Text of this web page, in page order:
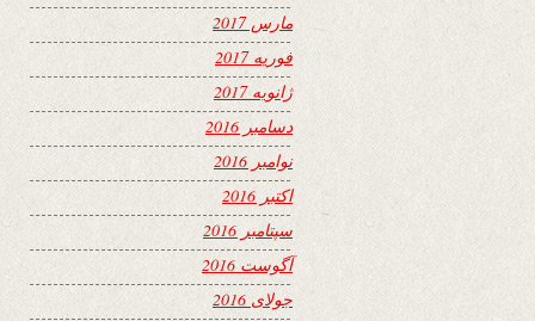
مارس 2017
فوریه 2017
ژانویه 2017
دسامبر 2016
نوامبر 2016
اکتبر 2016
سپتامبر 2016
آگوست 2016
جولای 2016